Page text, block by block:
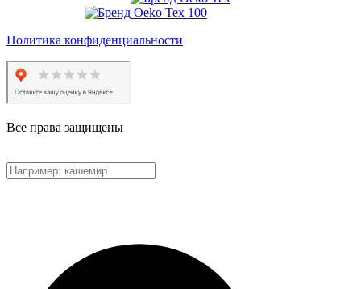
Политика конфиденциальности
Все права защищены